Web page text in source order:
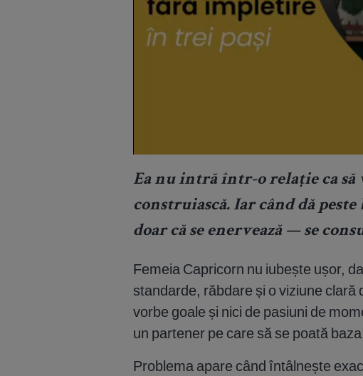
Ea nu intră într-o relație ca să
construiască. Iar când dă
doar că se enervează — se
Femeia Capricorn nu iubește ușor,
standarde, răbdare și o viziune
vorbe goale și nici de pasiuni de
un partener pe care să se poată
Problema apare când întâlnește